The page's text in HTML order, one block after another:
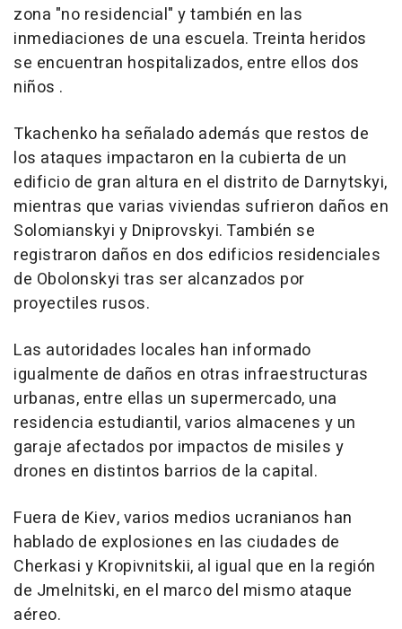
zona "no residencial" y también en las
inmediaciones de una escuela. Treinta heridos
se encuentran hospitalizados, entre ellos dos
niños .
Tkachenko ha señalado además que restos de
los ataques impactaron en la cubierta de un
edificio de gran altura en el distrito de Darnytskyi,
mientras que varias viviendas sufrieron daños en
Solomianskyi y Dniprovskyi. También se
registraron daños en dos edificios residenciales
de Obolonskyi tras ser alcanzados por
proyectiles rusos.
Las autoridades locales han informado
igualmente de daños en otras infraestructuras
urbanas, entre ellas un supermercado, una
residencia estudiantil, varios almacenes y un
garaje afectados por impactos de misiles y
drones en distintos barrios de la capital.
Fuera de Kiev, varios medios ucranianos han
hablado de explosiones en las ciudades de
Cherkasi y Kropivnitskii, al igual que en la región
de Jmelnitski, en el marco del mismo ataque
aéreo.